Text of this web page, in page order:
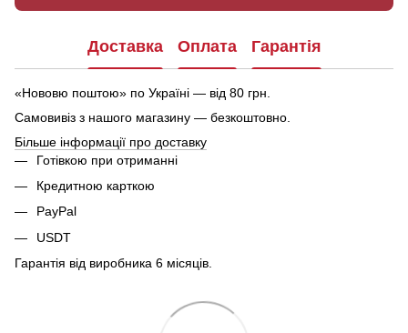
Доставка Оплата Гарантія
«Нововю поштою» по Україні — від 80 грн.
Самовивіз з нашого магазину — безкоштовно.
Більше інформації про доставку
Готівкою при отриманні
Кредитною карткою
PayPal
USDT
Гарантія від виробника 6 місяців.